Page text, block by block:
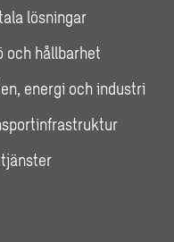
lösningar
och hållbarhet
energi och industri